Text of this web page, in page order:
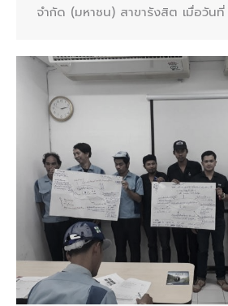
จำกัด (มหาชน) สาขารังสิต เมื่อวัน